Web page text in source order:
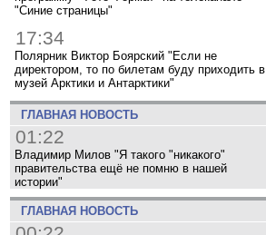
"Синие страницы"
17:34
Полярник Виктор Боярский "Если не
директором, то по билетам буду приходить в
музей Арктики и Антарктики"
ГЛАВНАЯ НОВОСТЬ
01:22
Владимир Милов "Я такого "никакого"
правительства ещё не помню в нашей
истории"
ГЛАВНАЯ НОВОСТЬ